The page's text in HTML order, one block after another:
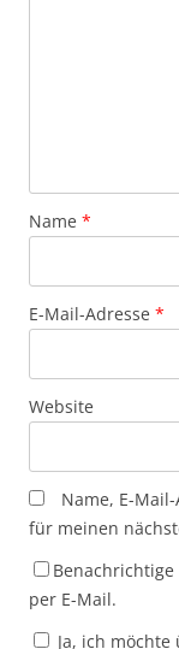
Name *
E-Mail-Adresse *
Website
Name, E-
für meinen
per E-Mail.
Ja, ich